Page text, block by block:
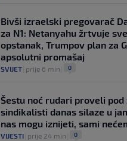
navodno dao zeleno svjetlo
iz Real Madrida
prije 3 h 0
Bivši izraelski pregovarač
za N1: Netanyahu žrtvuje
opstanak, Trumpov plan za
apsolutni promašaj
SVIJET prije 6 min 0
Šestu noć rudari proveli pod
sindikalisti danas silaze u
nas mogu iznijeti, sami
VIJESTI prije 24 min 0